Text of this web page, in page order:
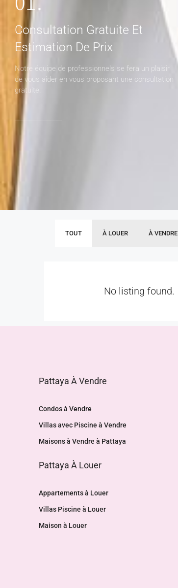
Consultation Gratuite Et
Estimation De Prix
Notre équipe de professionnels se fera un plaisir
de vous aider en vous proposant une consultation
gratuite.
TOUT À LOUER À VENDRE
No listing found.
Pattaya À Vendre
Condos à Vendre
Villas avec Piscine à Vendre
Maisons à Vendre à Pattaya
Pattaya À Louer
Appartements à Louer
Villas Piscine à Louer
Maison à Louer